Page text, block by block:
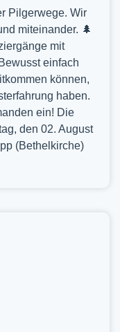
Pilgerwege. Wir
miteinander. 🌲
mit
einfach
können,
haben.
ein! Die
den 02. August
(Bethelkirche)